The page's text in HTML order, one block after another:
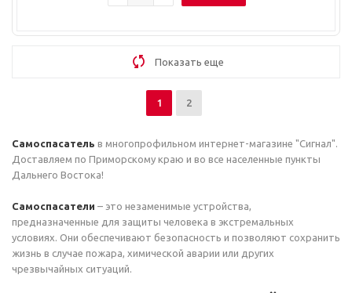
Показать еще
1 2
Самоспасатель в многопрофильном интернет-магазине "Сигнал".
Доставляем по Приморскому краю и во все населенные пункты
Дальнего Востока!
Самоспасатели – это незаменимые устройства,
предназначенные для защиты человека в экстремальных
условиях. Они обеспечивают безопасность и позволяют сохранить
жизнь в случае пожара, химической аварии или других
чрезвычайных ситуаций.